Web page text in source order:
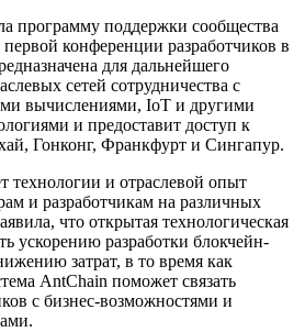
программу поддержки сообщества
первой конференции разработчиков в
для дальнейшего
сетей сотрудничества с
вычислениями, IoT и другими
и предоставит доступ к
Гонконг, Франкфурт и Сингапур.
технологии и отраслевой опыт
и разработчикам на различных
что открытая технологическая
ускорению разработки блокчейн-
затрат, в то время как
AntChain поможет связать
с бизнес-возможностями и